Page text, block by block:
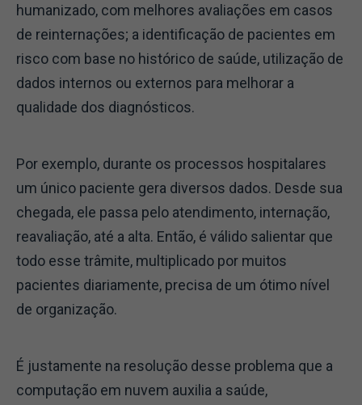
humanizado, com melhores avaliações em casos
de reinternações; a identificação de pacientes em
risco com base no histórico de saúde, utilização de
dados internos ou externos para melhorar a
qualidade dos diagnósticos.
Por exemplo, durante os processos hospitalares
um único paciente gera diversos dados. Desde sua
chegada, ele passa pelo atendimento, internação,
reavaliação, até a alta. Então, é válido salientar que
todo esse trâmite, multiplicado por muitos
pacientes diariamente, precisa de um ótimo nível
de organização.
É justamente na resolução desse problema que a
computação em nuvem auxilia a saúde,